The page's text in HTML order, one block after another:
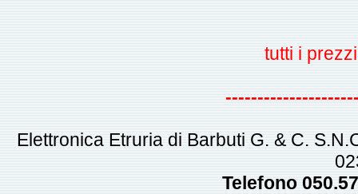
tutti i
Elettronica Etruria di Barbuti G. & C.
Telefono